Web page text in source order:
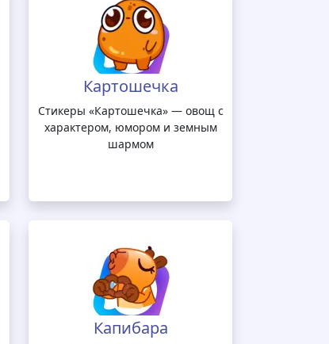
Картошечка
Стикеры «Картошечка» — овощ с
характером, юмором и земным
шармом
Капибара